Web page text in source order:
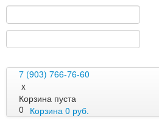
7 (903) 766-76-60
x
Корзина пуста
0 Корзина 0 руб.